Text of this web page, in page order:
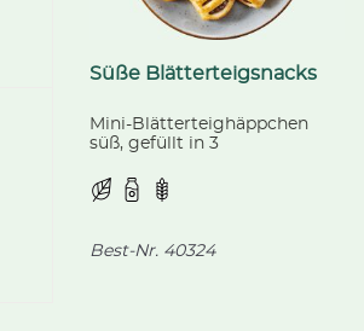
Süße Blätterteigsnacks
Mini-Blätterteighäppchen
süß, gefüllt in 3
Apfel, Kakao und Waldfrucht,
mit knuspriger Zuckerkruste,
Best-Nr. 40324